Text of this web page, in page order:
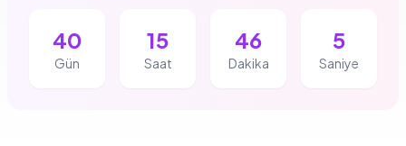
40
Gün
15
Saat
46
Dakika
5
Saniye